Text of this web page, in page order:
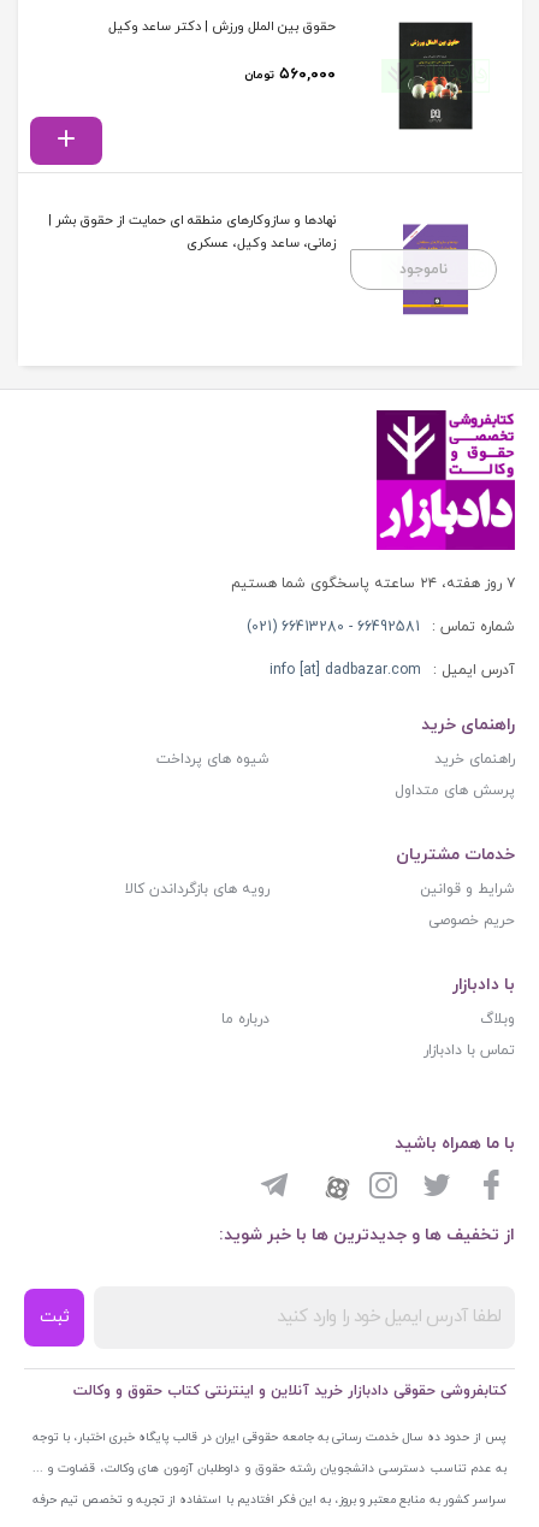
حقوق بین الملل ورزش | دکتر ساعد وکیل
۵۶۰,۰۰۰ تومان
ناموجود
نهادها و سازوکارهای منطقه ای حمایت از حقوق بشر |
زمانی، ساعد وکیل، عسکری
۷ روز هفته، ۲۴ ساعته پاسخگوی شما هستیم
شماره تماس : 66492581 - 66413280 (021)
آدرس ایمیل : info [at] dadbazar.com
راهنمای خرید
راهنمای خرید
شیوه های پرداخت
پرسش های متداول
خدمات مشتریان
شرایط و قوانین
رویه های بازگرداندن کالا
حریم خصوصی
با دادبازار
وبلاگ
درباره ما
تماس با دادبازار
از تخفیف ها و جدیدترین ها با خبر شوید:
ثبت
با ما همراه باشید
کتابفروشی حقوقی دادبازار خرید آنلاین و اینترنتی کتاب حقوق و وکالت
پس از حدود ده سال خدمت رسانی به جامعه حقوقی ایران در قالب پایگاه خبری اختبار، با توجه
به عدم تناسب دسترسی دانشجویان رشته حقوق و داوطلبان آزمون های وکالت، قضاوت و ...
سراسر کشور به منابع معتبر و بروز، به این فکر افتادیم با استفاده از تجربه و تخصص تیم حرفه